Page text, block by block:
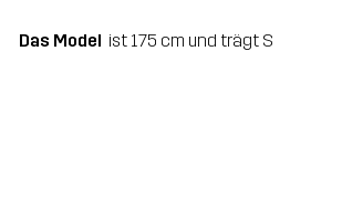
Das Model ist 175 cm und trägt S